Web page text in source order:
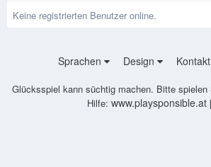
Keine registrierten Benutzer online.
Sprachen Design Kontakt
Glücksspiel kann süchtig machen. Bitte spielen
Hilfe: www.playsponsible.at